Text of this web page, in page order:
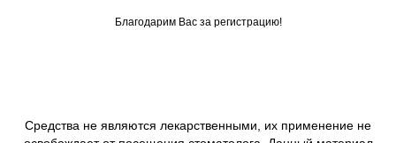
Благодарим Вас за регистрацию!
Средства не являются лекарственными, их применение не